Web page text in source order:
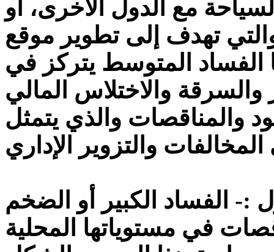
مع الدول الأخرى، أو
تهدف إلى تطوير موقع
الفساد المتوسط يتركز في
والاختلاس المالي
والمناقصات والذي يتمثل
:- الفساد الكبير أو الضخم
في مستوياتها المحلية